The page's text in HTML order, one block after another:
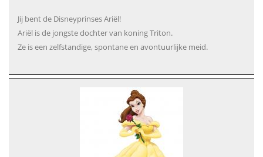
Jij bent de Disneyprinses Ariël!
Ariël is de jongste dochter van koning Triton.
Ze is een zelfstandige, spontane en avontuurlijke meid.